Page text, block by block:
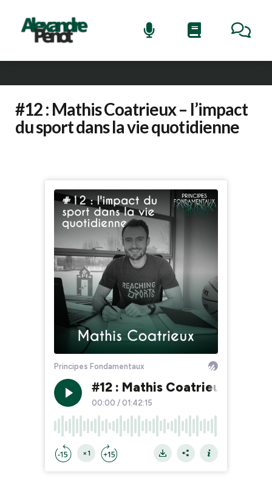
#12 : Mathis Coatrieux – l’impact
du sport dans la vie quotidienne